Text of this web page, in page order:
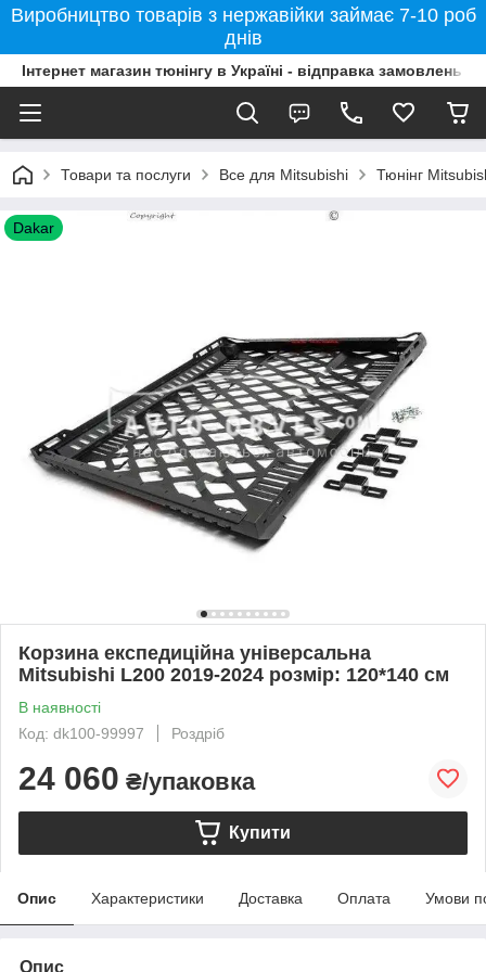
Виробництво товарів з нержавійки займає 7-10 роб
днів
Інтернет магазин тюнінгу в Україні - відправка замовлень
Товари та послуги Все для Mitsubishi Тюнінг
Dakar
Корзина експедиційна універсальна
Mitsubishi L200 2019-2024 розмір: 120*140 см
В наявності
Код: dk100-99997
Роздріб
24 060 ₴/упаковка
Купити
Опис Характеристики Доставка Оплата Умови
Опис